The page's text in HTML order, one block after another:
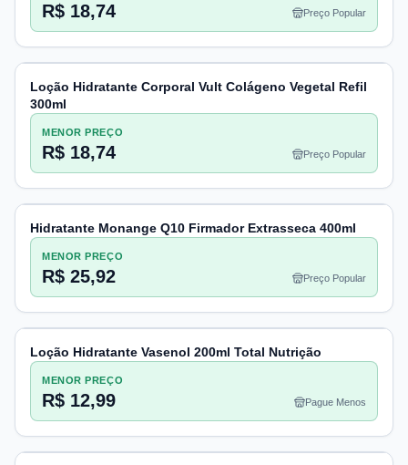
R$ 18,74 Preço Popular
Loção Hidratante Corporal Vult Colágeno Vegetal Refil
300ml
MENOR PREÇO
R$ 18,74 Preço Popular
Hidratante Monange Q10 Firmador Extrasseca 400ml
MENOR PREÇO
R$ 25,92 Preço Popular
Loção Hidratante Vasenol 200ml Total Nutrição
MENOR PREÇO
R$ 12,99 Pague Menos